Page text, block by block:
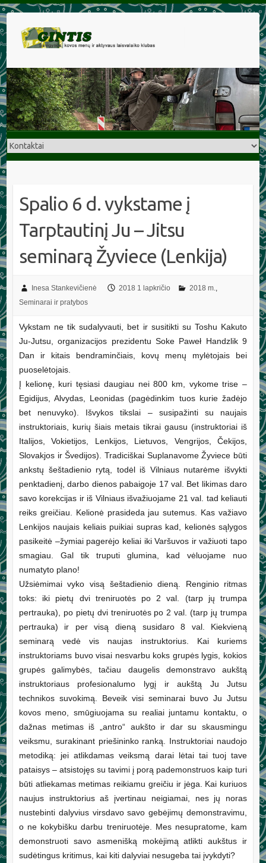
Spalio 6 d. vykstame į
Tarptautinį Ju – Jitsu
seminarą Žyviece (Lenkija)
Inesa Stankevičienė 2018 1 lapkričio 2018 m.
Seminarai ir pratybos
Vykstam ne tik sudalyvauti, bet ir susitikti su Toshu Kakuto
Ju-Jutsu, organizacijos prezidentu Soke Paweł Handzlik 9
Dan ir kitais bendraminčiais, kovų menų mylėtojais bei
puoselėtojais.
Į kelionę, kuri tęsiasi daugiau nei 800 km, vykome trise –
Egidijus, Alvydas, Leonidas (pagėdinkim tuos kurie žadėjo
bet nenuvyko). Išvykos tikslai – susipažinti su naujais
instruktoriais, kurių šiais metais tikrai gausu (instruktoriai iš
Italijos, Vokietijos, Lenkijos, Lietuvos, Vengrijos, Čekijos,
Slovakjos ir Švedijos). Tradiciškai Suplanavome Žyviece būti
ankstų šeštadienio rytą, todėl iš Vilniaus nutarėme išvykti
penktadienį, darbo dienos pabaigoje 17 val. Bet likimas daro
savo korekcijas ir iš Vilniaus išvažiuojame 21 val. tad keliauti
reiks greičiau. Kelionė prasideda jau sutemus. Kas važiavo
Lenkijos naujais keliais puikiai supras kad, kelionės sąlygos
pasikeitė –žymiai pagerėjo keliai iki Varšuvos ir važiuoti tapo
smagiau. Gal tik truputi glumina, kad vėluojame nuo
numatyto plano!
Užsiėmimai vyko visą šeštadienio dieną. Renginio ritmas
toks: iki pietų dvi treniruotės po 2 val. (tarp jų trumpa
pertrauka), po pietų dvi treniruotės po 2 val. (tarp jų trumpa
pertrauka) ir per visą dieną susidaro 8 val. Kiekvieną
seminarą vedė vis naujas instruktorius. Kai kuriems
instruktoriams buvo visai nesvarbu koks grupės lygis, kokios
grupės galimybės, tačiau daugelis demonstravo aukštą
instruktoriaus profesionalumo lygį ir aukštą Ju Jutsu
technikos suvokimą. Beveik visi seminarai buvo Ju Jutsu
kovos meno, smūgiuojama su realiai juntamu kontaktu, o
dažnas metimas iš „antro“ aukšto ir dar su skausmingu
veiksmu, surakinant priešininko ranką. Instruktoriai naudojo
metodiką: jei atlikdamas veiksmą darai lėtai tai tuoj tave
pataisys – atsistojęs su tavimi į porą pademonstruos kaip turi
būti atliekamas metimas reikiamu greičiu ir jėga. Kai kuriuos
naujus instruktorius aš įvertinau neigiamai, nes jų noras
nustebinti dalyvius virsdavo savo gebėjimų demonstravimu,
o ne kokybišku darbu treniruotėje. Mes nesupratome, kam
demonstruoti savo asmenišką mokėjimą atlikti aukštus ir
sudėtingus kritimus, kai kiti dalyviai nesugeba tai įvykdyti?